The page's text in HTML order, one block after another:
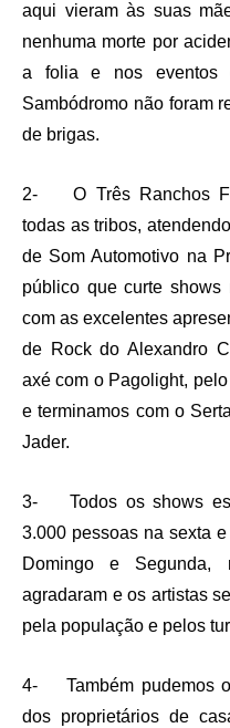
aqui vieram às suas
nenhuma morte por
a folia e nos eventos
Sambódromo não foram
de brigas.
2- O Três Ranchos
todas as tribos,
de Som Automotivo na
público que curte shows
com as excelentes
de Rock do Alexandro
axé com o Pagolight,
e terminamos com o
Jader.
3- Todos os shows
3.000 pessoas na sexta
Domingo e Segunda,
agradaram e os artistas
pela população e pelos
4- Também pudemos
dos proprietários de